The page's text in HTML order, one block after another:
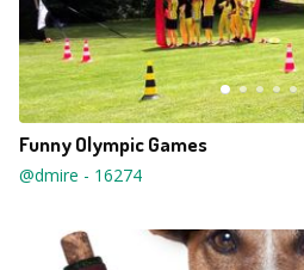
Funny Olympic Games
@dmire - 16274